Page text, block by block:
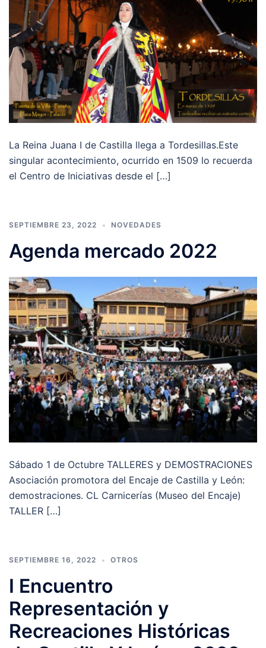
La Reina Juana I de Castilla llega a Tordesillas.Este
singular acontecimiento, ocurrido en 1509 lo recuerda
el Centro de Iniciativas desde el […]
SEPTIEMBRE 23, 2022 NOVEDADES
Agenda mercado 2022
Sábado 1 de Octubre TALLERES y DEMOSTRACIONES
Asociación promotora del Encaje de Castilla y León:
demostraciones. CL Carnicerías (Museo del Encaje)
TALLER […]
SEPTIEMBRE 16, 2022 OTROS
I Encuentro
Representación y
Recreaciones Históricas